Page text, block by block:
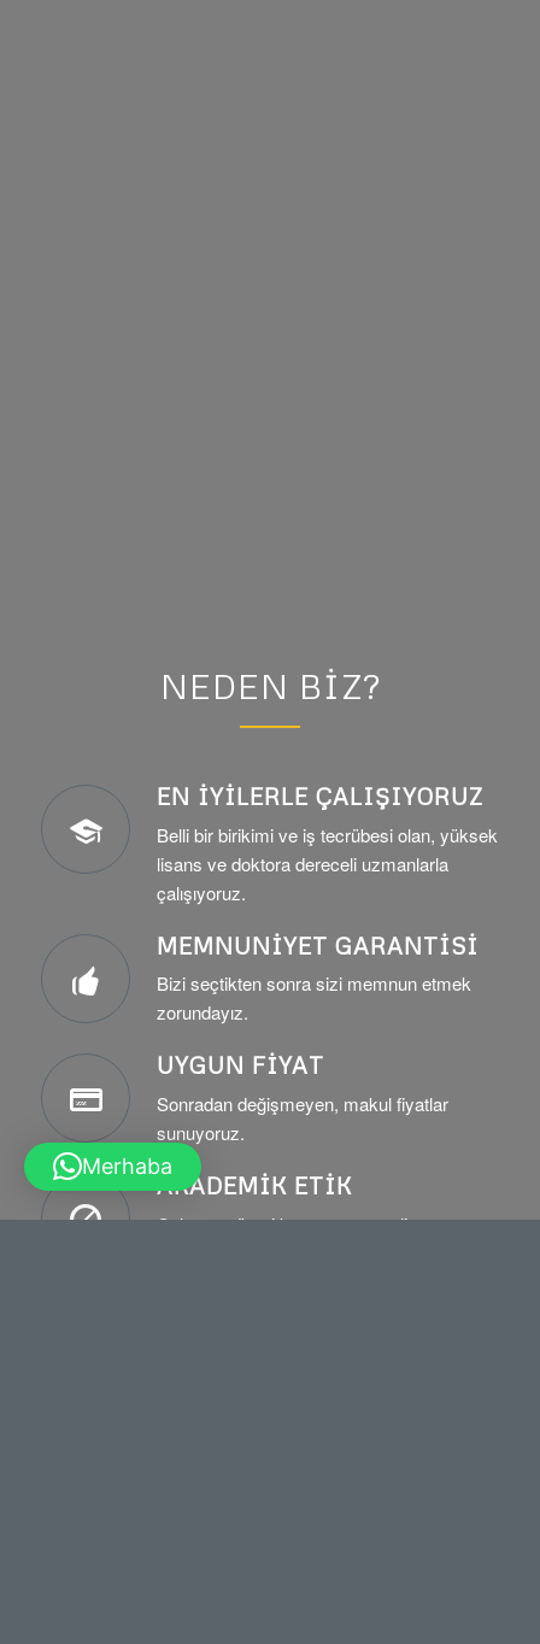
NEDEN BIZ?
EN İYİLERLE ÇALIŞIYORUZ
Belli bir birikimi ve iş tecrübesi olan, yüksek
lisans ve doktora dereceli uzmanlarla
çalışıyoruz.
MEMNUNİYET GARANTİSİ
Bizi seçtikten sonra sizi memnun etmek
zorundayız.
UYGUN FİYAT
Sonradan değişmeyen, makul fiyatlar
sunuyoruz.
AKADEMIK ETIK
Çalışma süreci boyunca ve teslim
Merhaba